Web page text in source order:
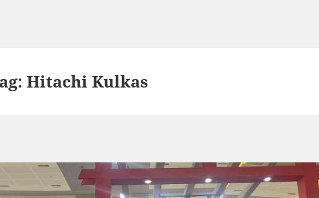
Hitachi Kulkas